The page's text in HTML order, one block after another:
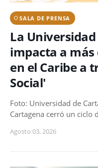
SALA DE PRENSA
La
impacta a más
en el Caribe a
Social'
Foto: Universidad de
Cartagena cerró un ciclo
Agosto 03, 2026